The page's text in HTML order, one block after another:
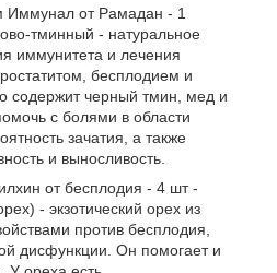
Иммунал от Рамадан - 1
тминный - натуральное
иммунитета и лечения
бесплодием и
содержит черный тмин, мед и
с болями в области
зачатия, а также
и выносливость.
от бесплодия - 4 шт -
- экзотический орех из
против бесплодия,
дисфункции. Он помогает и